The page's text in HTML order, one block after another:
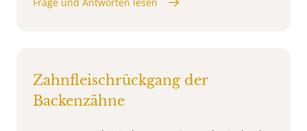
Zahnfleischrückgang der
Backenzähne